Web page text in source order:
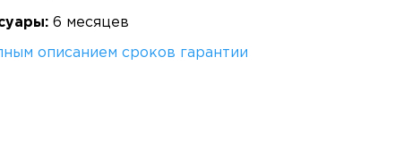
6 месяцев
описанием сроков гарантии